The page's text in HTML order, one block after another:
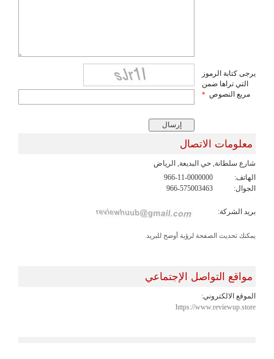
يرجى كتابة الرموز
التي تراها ضمن
مربع النصوص *
معلومات الاتصال
شارع سلطانة, حي البديعة, الرياض
الهاتف:
966-11-0000000
الجوال:
966-575003463
بريد الشركة:
يمكنك تحديث الصفحة لرؤية أوضح للبريد
مواقع التواصل الإجتماعي
الموقع الالكتروني:
https://www.reviewup.store